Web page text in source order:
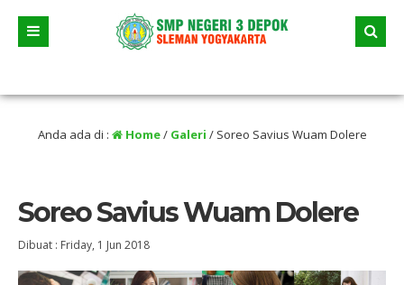
Anda ada di : Home/ Galeri / Soreo Savius Wuam Dolere
Soreo Savius Wuam Dolere
Dibuat : Friday, 1 Jun 2018